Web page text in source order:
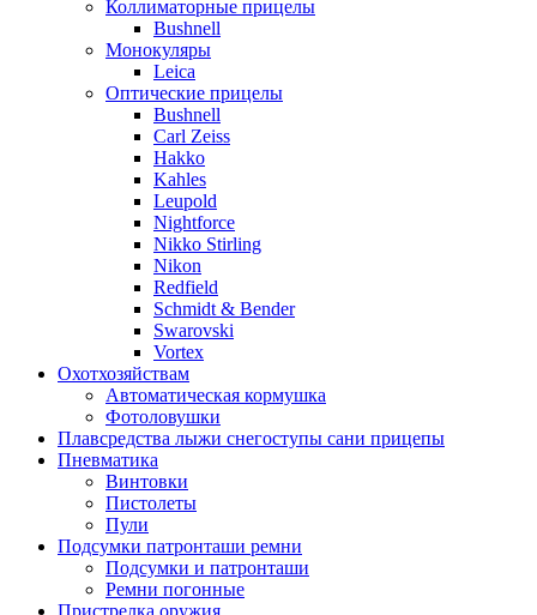
Коллиматорные прицелы
Bushnell
Монокуляры
Leica
Оптические прицелы
Bushnell
Carl Zeiss
Hakko
Kahles
Leupold
Nightforce
Nikko Stirling
Nikon
Redfield
Schmidt & Bender
Swarovski
Vortex
Охотхозяйствам
Автоматическая кормушка
Фотоловушки
Плавсредства лыжи снегоступы сани прицепы
Пневматика
Винтовки
Пистолеты
Пули
Подсумки патронташи ремни
Подсумки и патронташи
Ремни погонные
Пристрелка оружия